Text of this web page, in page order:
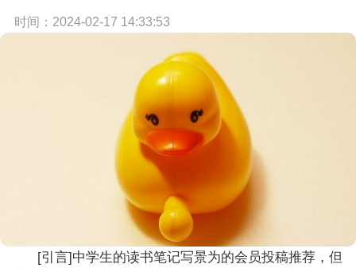
时间：2024-02-17 14:33:53
[引言]中学生的读书笔记写景为的会员投稿推荐，但